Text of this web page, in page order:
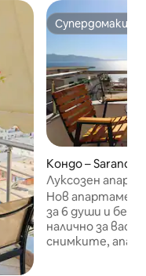
Супердомакин
Супердомакин
Кондо – Sarandë
Луксозен
изглед към
Нов
за 6 души и
налично за вас.
снимките,